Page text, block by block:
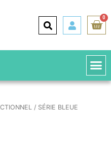
0
/ SÉRIE BLEUE